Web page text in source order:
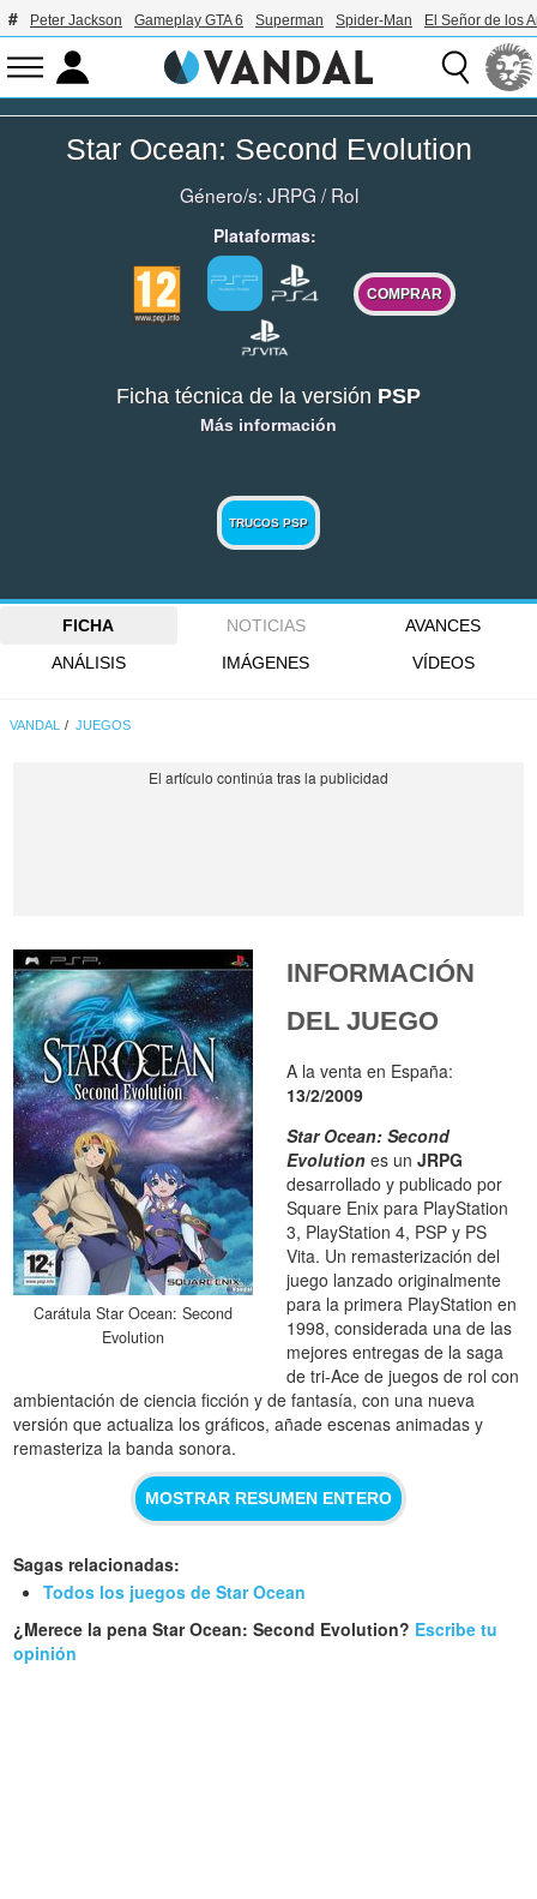
Peter Jackson Gameplay GTA 6 Superman Spider-Man El Señor de los
Star Ocean: Second Evolution
Género/s: JRPG /Rol
Plataformas:
COMPRAR
Ficha técnica de la versión PSP
Más información
TRUCOS PSP
FICHA NOTICIAS
AVANCES
ANÁLISIS
IMÁGENES VÍDEOS
VANDAL JUEGOS
Carátula Star Ocean: Second
Evolution
INFORMACIÓN
DEL JUEGO
A la venta en España:
13/2/2009
Star Ocean: Second
Evolution es unJRPG
desarrollado y publicado por
Square Enix para PlayStation
3, PlayStation 4, PSP y PS
Vita. Un remasterización del
juego lanzado originalmente
para la primera PlayStation en
1998, considerada una de las
mejores entregas de la saga
de tri-Ace de juegos de rol con
ambientación de ciencia ficción y de fantasía, con una nueva
versión que actualiza los gráficos, añade escenas animadas y
remasteriza la banda sonora.
MOSTRAR RESUMEN ENTERO
Sagas relacionadas:
Todos los juegos de Star Ocean
¿Merece la pena Star Ocean: Second Evolution? Escribe tu
opinión